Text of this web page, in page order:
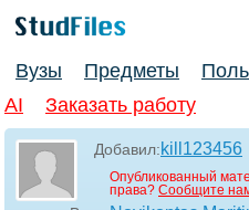
Вузы Предметы
AI
Заказать работу
Добавил:kill123456
Опубликованный
права? Сообщите